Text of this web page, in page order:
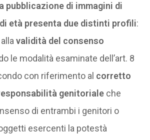
pubblicazione di immagini di
età presenta due distinti profili:
validità del consenso
le modalità esaminate dell’art. 8
con riferimento al corretto
genitorialeche
di entrambi i genitori o
esercenti la potestà